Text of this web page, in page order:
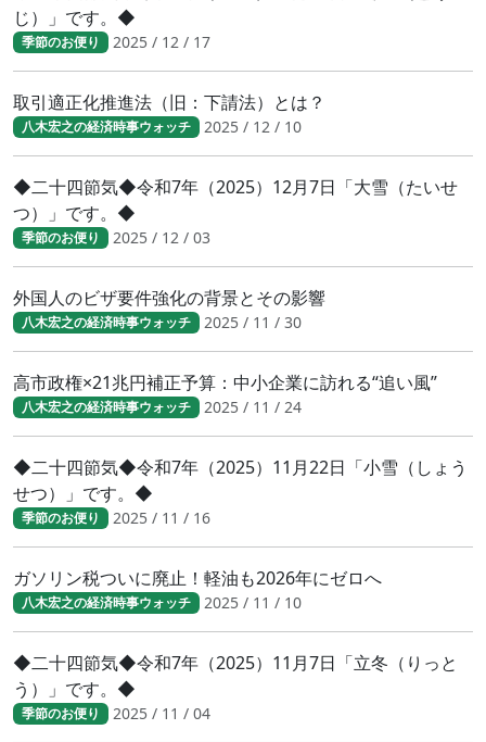
じ）」です。◆
季節のお便り 2025 / 12 / 17
取引適正化推進法（旧：下請法）とは？
八木宏之の経済時事ウォッチ 2025 / 12 / 10
◆二十四節気◆令和7年（2025）12月7日「大雪（たいせ
つ）」です。◆
季節のお便り 2025 / 12 / 03
外国人のビザ要件強化の背景とその影響
八木宏之の経済時事ウォッチ 2025 / 11 / 30
高市政権×21兆円補正予算：中小企業に訪れる“追い風”
八木宏之の経済時事ウォッチ 2025 / 11 / 24
◆二十四節気◆令和7年（2025）11月22日「小雪（しょう
せつ）」です。◆
季節のお便り 2025 / 11 / 16
ガソリン税ついに廃止！軽油も2026年にゼロへ
八木宏之の経済時事ウォッチ 2025 / 11 / 10
◆二十四節気◆令和7年（2025）11月7日「立冬（りっと
う）」です。◆
季節のお便り 2025 / 11 / 04